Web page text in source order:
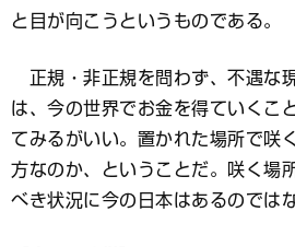
と目が向こうというものである。
正規・非正規を問わず、不遇な
は、今の世界でお金を得ていくこ
てみるがいい。置かれた場所で咲
方なのか、ということだ。咲く場
べき状況に今の日本はあるのでは